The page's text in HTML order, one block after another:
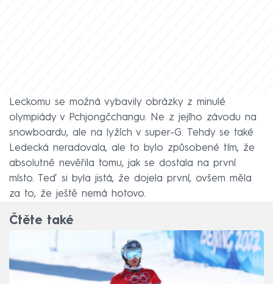
Leckomu se možná vybavily obrázky z minulé
olympiády v Pchjongčchangu. Ne z jejího závodu na
snowboardu, ale na lyžích v super-G. Tehdy se také
Ledecká neradovala, ale to bylo způsobené tím, že
absolutně nevěřila tomu, jak se dostala na první
místo. Teď si byla jistá, že dojela první, ovšem měla
za to, že ještě nemá hotovo.
Čtěte také